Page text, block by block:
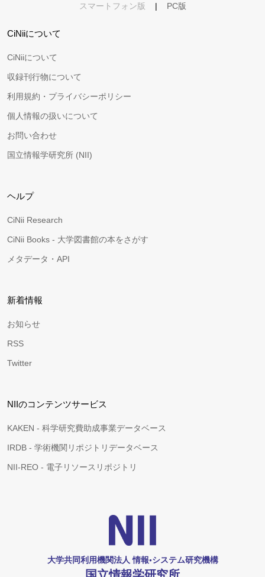
スマートフォン版 | PC版
CiNiiについて
CiNiiについて
収録刊行物について
利用規約・プライバシーポリシー
個人情報の扱いについて
お問い合わせ
国立情報学研究所 (NII)
ヘルプ
CiNii Research
CiNii Books - 大学図書館の本をさがす
メタデータ・API
新着情報
お知らせ
RSS
Twitter
NIIのコンテンツサービス
KAKEN - 科学研究費助成事業データベース
IRDB - 学術機関リポジトリデータベース
NII-REO - 電子リソースリポジトリ
大学共同利用機関法人 情報•システム研究機構